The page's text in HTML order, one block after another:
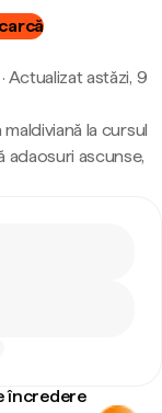
· Actualizat astăzi, 9
la cursul
ascunse,
încredere